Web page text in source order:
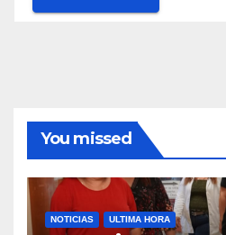
You missed
NOTICIAS ULTIMA HORA